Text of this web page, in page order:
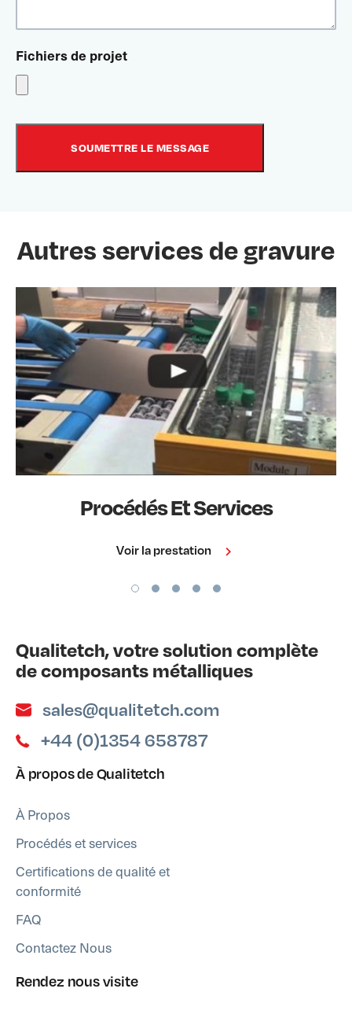
Fichiers de projet
Autres services de gravure
Procédés Et Services
Voir la prestation
Qualitetch, votre solution complète
de composants métalliques
sales@qualitetch.com
+44 (0)1354 658787
À propos de Qualitetch
À Propos
Procédés et services
Certifications de qualité et
conformité
FAQ
Contactez Nous
Rendez nous visite